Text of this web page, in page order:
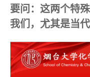
要问：这两个特
我们，尤其是当